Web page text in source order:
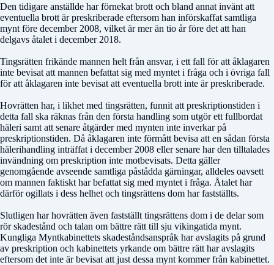
Den tidigare anställde har förnekat brott och bland annat invänt att
eventuella brott är preskriberade eftersom han införskaffat samtliga
mynt före december 2008, vilket är mer än tio år före det att han
delgavs åtalet i december 2018.
Tingsrätten frikände mannen helt från ansvar, i ett fall för att åklagaren
inte bevisat att mannen befattat sig med myntet i fråga och i övriga fall
för att åklagaren inte bevisat att eventuella brott inte är preskriberade.
Hovrätten har, i likhet med tingsrätten, funnit att preskriptionstiden i
detta fall ska räknas från den första handling som utgör ett fullbordat
häleri samt att senare åtgärder med mynten inte inverkar på
preskriptionstiden. Då åklagaren inte förmått bevisa att en sådan första
hälerihandling inträffat i december 2008 eller senare har den tilltalades
invändning om preskription inte motbevisats. Detta gäller
genomgående avseende samtliga påstådda gärningar, alldeles oavsett
om mannen faktiskt har befattat sig med myntet i fråga. Åtalet har
därför ogillats i dess helhet och tingsrättens dom har fastställts.
Slutligen har hovrätten även fastställt tingsrättens dom i de delar som
rör skadestånd och talan om bättre rätt till sju vikingatida mynt.
Kungliga Myntkabinettets skadeståndsanspråk har avslagits på grund
av preskription och kabinettets yrkande om bättre rätt har avslagits
eftersom det inte är bevisat att just dessa mynt kommer från kabinettet.